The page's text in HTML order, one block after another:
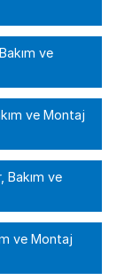
ve
ve Montaj
Bakım ve
ve Montaj